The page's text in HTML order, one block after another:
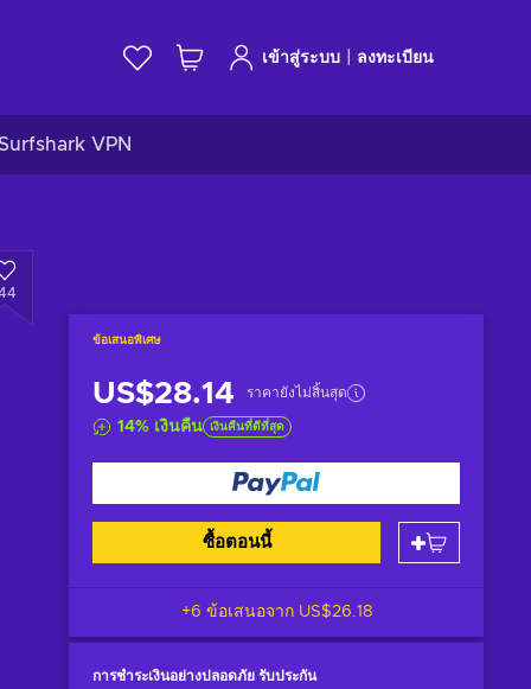
เข้าสู่ระบบ ลงทะเบียน
VPN
ข้อเสนอพิเศษ
US$28.14 ราคายังไม่สิ้นสุด
14% เงินคืน เงินคืนที่ดีที่สุด
ซื้อตอนนี้
+6 ข้อเสนอจาก US$26.18
การชำระเงินอย่างปลอดภัย รับประกัน